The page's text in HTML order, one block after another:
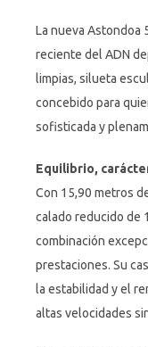
La nueva Astondoa
reciente del ADN
limpias, silueta
concebido para
sofisticada y
Equilibrio,
Con 15,90 metros
calado reducido de
combinación
prestaciones. Su
la estabilidad y el
altas velocidades